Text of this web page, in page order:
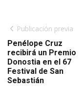
Publicación previa
Penélope Cruz
recibirá un Premio
Donostia en el 67
Festival de San
Sebastián